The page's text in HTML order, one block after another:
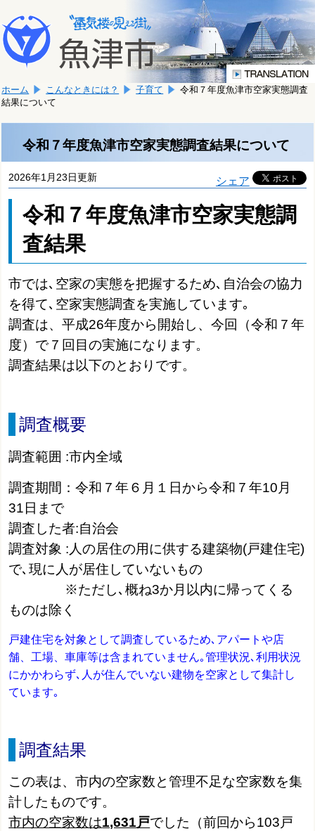
文
へ
移
ま
す。
こ
か
文
で
す。
ホーム こんなときには？ 子育て
令和７年度魚津市空家実態調査
結果について
令和７年度魚津市空家実態調査結果について
シェア
2026年1月23日更新
令和７年度魚津市空家実態調
査結果
市では､空家の実態を把握するため､自治会の協力
を得て､空家実態調査を実施しています｡
調査は、平成26年度から開始し、今回（令和７年
度）で７回目の実施になります。
調査結果は以下のとおりです。
調査概要
調査範囲 :市内全域
調査期間：令和７年６月１日から令和７年10月
31日まで
調査した者:自治会
調査対象 :人の居住の用に供する建築物(戸建住宅)
で､現に人が居住していないもの
※ただし､概ね3か月以内に帰ってくる
ものは除く
戸建住宅を対象として調査しているため､アパートや店
舗、工場、車庫等は含まれていません｡管理状況､利用状況
にかかわらず､人が住んでいない建物を空家として集計し
ています｡
調査結果
この表は、市内の空家数と管理不足な空家数を集
計したものです。
市内の空家数は1,631戸でした（前回から103戸